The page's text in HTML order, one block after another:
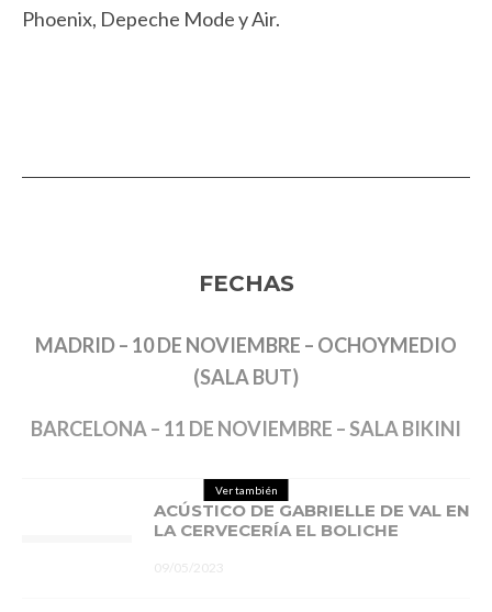
Phoenix, Depeche Mode y Air.
FECHAS
MADRID – 10 DE NOVIEMBRE – OCHOYMEDIO
(SALA BUT)
BARCELONA – 11 DE NOVIEMBRE – SALA BIKINI
Ver también
ACÚSTICO DE GABRIELLE DE VAL EN
LA CERVECERÍA EL BOLICHE
09/05/2023